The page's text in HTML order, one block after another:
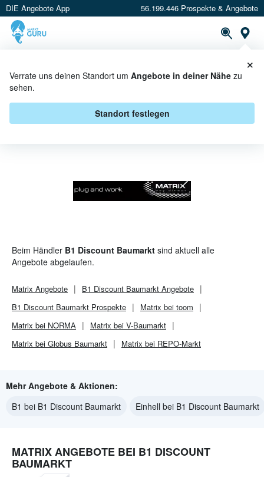
DIE Angebote App 56.199.446 Prospekte & Angebote
Verrate uns deinen Standort um Angebote in deiner Nähe zu
sehen.
Standort festlegen
×
MATRIX BEI B1 DISCOUNT
BAUMARKT - ANGEBOTE &
AKTIONEN
Beim Händler B1 Discount Baumarkt sind aktuell alle
Angebote abgelaufen.
Matrix Angebote B1 Discount Baumarkt Angebote
B1 Discount Baumarkt Prospekte
Matrix bei toom
Matrix bei NORMA
Matrix bei V-Baumarkt
Matrix bei Globus Baumarkt
Matrix bei REPO-Markt
Mehr Angebote & Aktionen:
B1 bei B1 Discount Baumarkt
Einhell bei B1 Discount Baumarkt
MATRIX ANGEBOTE BEI B1 DISCOUNT
BAUMARKT